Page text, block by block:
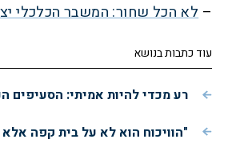
– לא הכל שחור: המשבר הכלכלי
עוד כתבות בנושא
רע מכדי להיות אמיתי: הסעיפים
"הוויכוח הוא לא על בית קפה